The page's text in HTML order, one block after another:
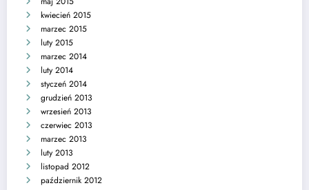
kwiecień 2015
marzec 2015
luty 2015
marzec 2014
luty 2014
styczeń 2014
grudzień 2013
wrzesień 2013
czerwiec 2013
marzec 2013
luty 2013
listopad 2012
październik 2012